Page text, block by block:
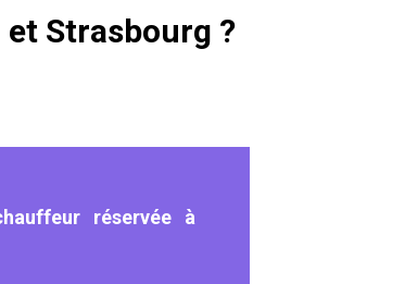
Strasbourg ?
réservée à